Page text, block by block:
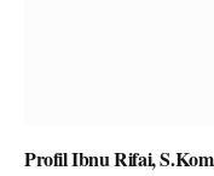
Profil Ibnu Rifai,